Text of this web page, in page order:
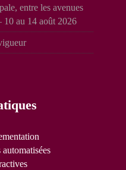
entre les avenues
10 au 14 août 2026
automatisées